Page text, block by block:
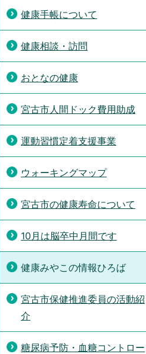
健康手帳について
健康相談・訪問
おとなの健康
宮古市人間ドック費用助成
運動習慣定着支援事業
ウォーキングマップ
宮古市の健康寿命について
10月は脳卒中月間です
健康みやこの情報ひろば
宮古市保健推進委員の活動紹
介
糖尿病予防・血糖コントロー